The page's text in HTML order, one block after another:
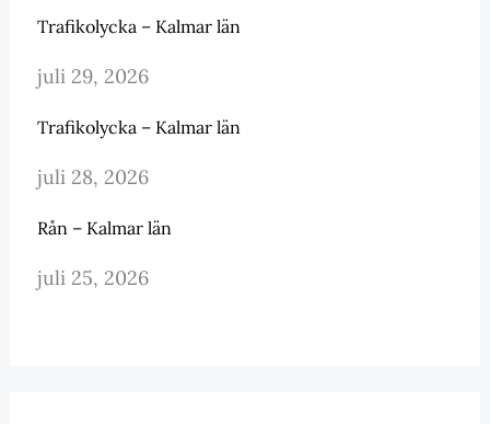
Trafikolycka – Kalmar län
juli 29, 2026
Trafikolycka – Kalmar län
juli 28, 2026
Rån – Kalmar län
juli 25, 2026